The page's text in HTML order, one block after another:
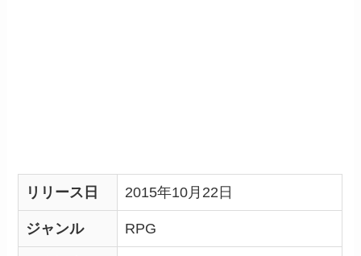
リリース日 2015年10月22日
ジャンル RPG